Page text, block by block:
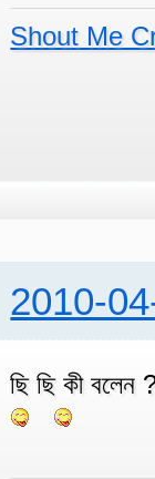
Shout Me
2010-
ছি ছি কী